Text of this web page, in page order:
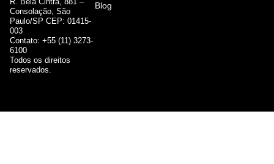
Consolação, São
Paulo/SP CEP: 01415-
003
Contato: +55 (11) 3273-
6100
Todos os direitos
reservados.
Blog